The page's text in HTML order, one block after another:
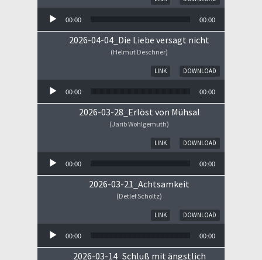
00:00 00:00
2026-04-04_Die Liebe versagt nicht
(Helmut Deschner)
DOWNLOAD
LINK
00:00 00:00
2026-03-28_Erlöst von Mühsal
(Jarib Wohlgemuth)
DOWNLOAD
LINK
00:00 00:00
2026-03-21_Achtsamkeit
(Detlef Scholtz)
DOWNLOAD
LINK
00:00 00:00
2026-03-14_Schluß mit ängstlich